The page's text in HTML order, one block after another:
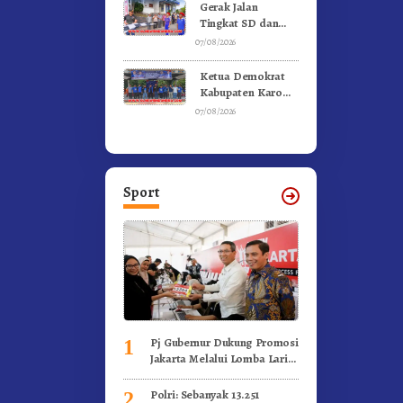
Gerak Jalan
Tingkat SD dan
SMP Untuk
Ke-81 Dibuka
Sekda Karo
07/08/2026
Ketua Demokrat
Kabupaten Karo
Pimpin Laskar Biru
07/08/2026
Sport
1
Pj Gubernur Dukung Promosi
Jakarta Melalui Lomba Lari
Polri: Sebanyak 13.251